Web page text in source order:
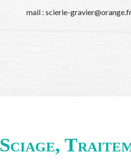
mail : scierie-
Sciage,